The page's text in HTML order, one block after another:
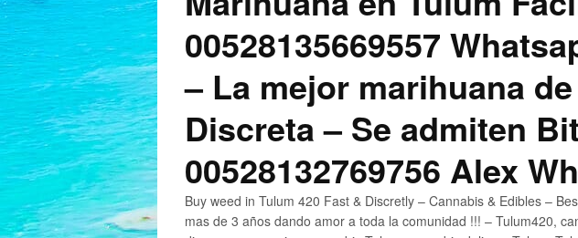
00528135669557
– La mejor marihuana
Discreta – Se admiten
00528132769756 Alex
Buy weed in Tulum 420 Fast & Discretly – Cannabis & Edibles –
mas de 3 años dando amor a toda la comunidad !!! – Tulum420,